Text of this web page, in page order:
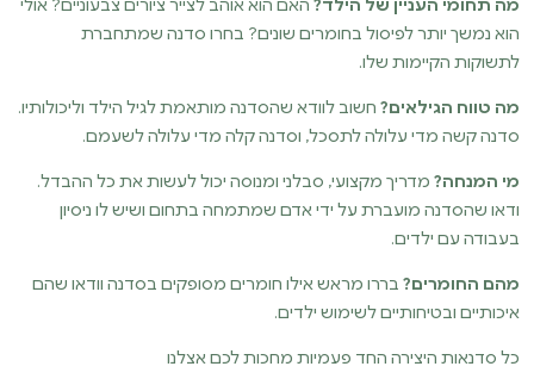
מה תחומי העניין של הילד? האם הוא אוהב לצייר ציורים צבעוניים? אולי
הוא נמשך יותר לפיסול בחומרים שונים? בחרו סדנה שמתחברת
לתשוקות הקיימות שלו.
מה טווח הגילאים? חשוב לוודא שהסדנה מותאמת לגיל הילד וליכולותיו.
סדנה קשה מדי עלולה לתסכל, וסדנה קלה מדי עלולה לשעמם.
מי המנחה? מדריך מקצועי, סבלני ומנוסה יכול לעשות את כל ההבדל.
ודאו שהסדנה מועברת על ידי אדם שמתמחה בתחום ושיש לו ניסיון
בעבודה עם ילדים.
מהם החומרים? בררו מראש אילו חומרים מסופקים בסדנה וודאו שהם
איכותיים ובטיחותיים לשימוש ילדים.
כל סדנאות היצירה החד פעמיות מחכות לכם אצלנו